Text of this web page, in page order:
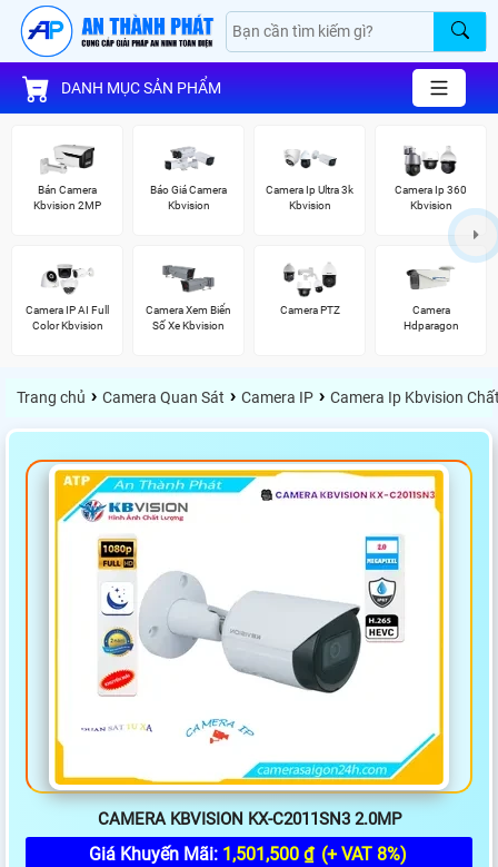
DANH MỤC SẢN PHẨM
Bán Camera
Kbvision 2MP
Báo Giá Camera
Kbvision
Camera Ip Ultra 3k
Kbvision
Camera Ip 360
Kbvision
Camera IP AI Full
Color Kbvision
Camera Xem Biển
Số Xe Kbvision
Camera PTZ
Camera
Hdparagon
Trang chủ › Camera Quan Sát › Camera IP › Camera Ip Kbvision
CAMERA KBVISION KX-C2011SN3 2.0MP
Giá Khuyến Mãi: 1,501,500 ₫ (+ VAT 8%)